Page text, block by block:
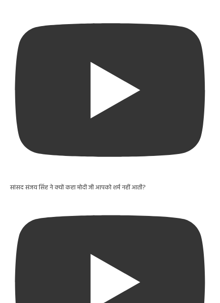
सांसद संजय सिंह ने क्यों कहा मोदी जी आपको शर्म नहीं आती?